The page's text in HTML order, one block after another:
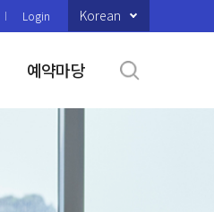
Login Korean
예약마당